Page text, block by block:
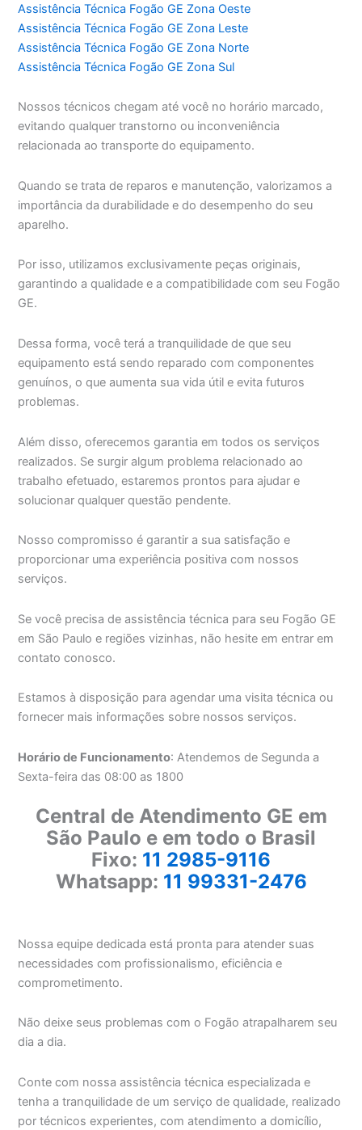
Assistência Técnica Fogão GE Zona Oeste
Assistência Técnica Fogão GE Zona Leste
Assistência Técnica Fogão GE Zona Norte
Assistência Técnica Fogão GE Zona Sul
Nossos técnicos chegam até você no horário marcado,
evitando qualquer transtorno ou inconveniência
relacionada ao transporte do equipamento.
Quando se trata de reparos e manutenção, valorizamos a
importância da durabilidade e do desempenho do seu
aparelho.
Por isso, utilizamos exclusivamente peças originais,
garantindo a qualidade e a compatibilidade com seu Fogão
GE.
Dessa forma, você terá a tranquilidade de que seu
equipamento está sendo reparado com componentes
genuínos, o que aumenta sua vida útil e evita futuros
problemas.
Além disso, oferecemos garantia em todos os serviços
realizados. Se surgir algum problema relacionado ao
trabalho efetuado, estaremos prontos para ajudar e
solucionar qualquer questão pendente.
Nosso compromisso é garantir a sua satisfação e
proporcionar uma experiência positiva com nossos
serviços.
Se você precisa de assistência técnica para seu Fogão GE
em São Paulo e regiões vizinhas, não hesite em entrar em
contato conosco.
Estamos à disposição para agendar uma visita técnica ou
fornecer mais informações sobre nossos serviços.
Horário de Funcionamento: Atendemos de Segunda a
Sexta-feira das 08:00 as 1800
Central de Atendimento GE em
São Paulo e em todo o Brasil
Fixo: 11 2985-9116
Whatsapp: 11 99331-2476
Nossa equipe dedicada está pronta para atender suas
necessidades com profissionalismo, eficiência e
comprometimento.
Não deixe seus problemas com o Fogão atrapalharem seu
dia a dia.
Conte com nossa assistência técnica especializada e
tenha a tranquilidade de um serviço de qualidade, realizado
por técnicos experientes, com atendimento a domicílio,